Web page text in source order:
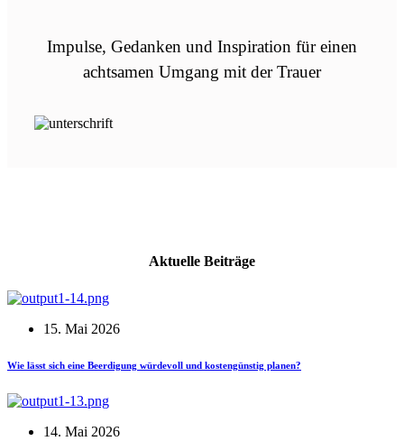
Impulse, Gedanken und Inspiration für einen
achtsamen Umgang mit der Trauer
Aktuelle Beiträge
15. Mai 2026
Wie lässt sich eine Beerdigung würdevoll und kostengünstig planen?
14. Mai 2026